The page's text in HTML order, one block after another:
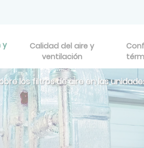
y
Calidad del aire y
ventilación
los filtros de aire en las